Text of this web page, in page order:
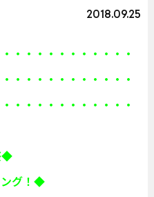
2018.09.25
・・・・・・・・・・・
・・・・・・・・・・・
・・・・・・・・・・・
◆
グ！◆